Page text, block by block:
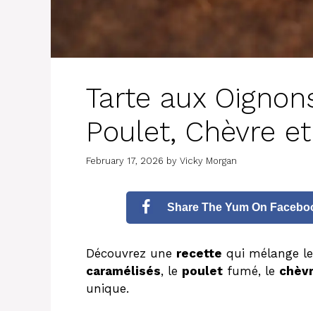
Tarte aux
Poulet, Chèvre
February 17, 2026 by Vicky Morgan
Share The Yum On
Découvrez une recette qui mélange
caramélisés, le poulet fumé, le
unique.